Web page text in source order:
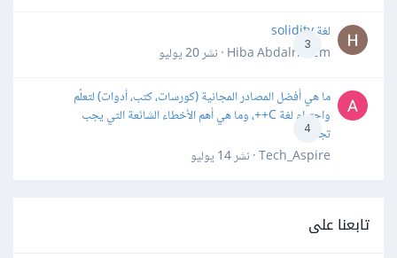
3
لغة solidity
Hiba Abdalrheem · نشر
20 يوليو
4
ما هي أفضل المصادر المجانية (كورسات، كتب، أدوات) لتعلّم
واحترام لغة C++، وما هي أهم الأخطاء الشائعة التي يجب
تجنبها؟
Tech_Aspire · نشر
14 يوليو
تابعنا على